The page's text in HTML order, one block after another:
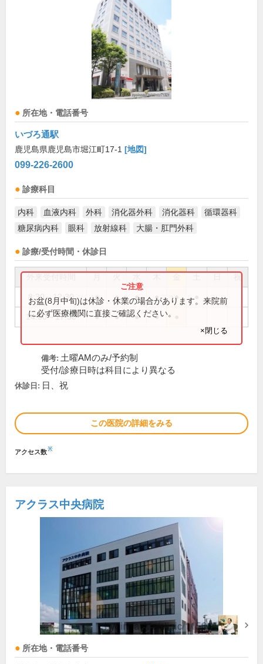
所在地・電話番号
いづろ通駅
鹿児島県鹿児島市堀江町17-1 [地図]
099-226-2600
診療科目
内科 血液内科 外科 消化器外科 消化器科
循環器科
糖尿病内科
眼科 放射線科 大腸・肛門外科
診療/受付時間・休診日
祝
8:30～12:30 ● ● ● ● ●
14:00～17:30 ● ● ● ●
お盆(8月中旬)は休診・休業の場合があります。来院前
に必ず医療機関に直接ご確認ください。
×閉じる
備考: 土曜AMのみ/予約制
受付/診療日時は科目により異なる
休診日: 日、祝
この医院の詳細をみる
アクセス数※
アクラス中央病院
所在地・電話番号